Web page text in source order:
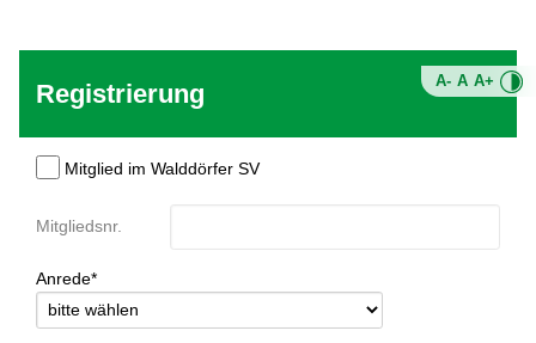
A- A A+
Registrierung
Mitglied im Walddörfer SV
Mitgliedsnr.
Anrede*